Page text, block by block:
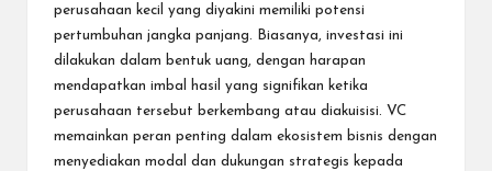
perusahaan kecil yang diyakini memiliki potensi
pertumbuhan jangka panjang. Biasanya, investasi ini
dilakukan dalam bentuk uang, dengan harapan
mendapatkan imbal hasil yang signifikan ketika
perusahaan tersebut berkembang atau diakuisisi. VC
memainkan peran penting dalam ekosistem bisnis dengan
menyediakan modal dan dukungan strategis kepada